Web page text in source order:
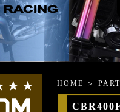
HOME ＞